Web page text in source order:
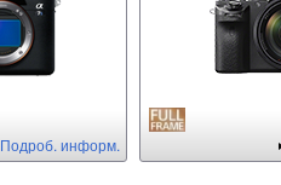
Подроб. информ.